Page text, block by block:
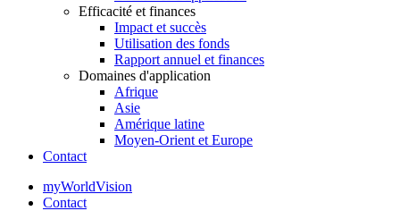
Efficacité et finances
Impact et succès
Utilisation des fonds
Rapport annuel et finances
Domaines d'application
Afrique
Asie
Amérique latine
Moyen-Orient et Europe
Contact
myWorldVision
Contact